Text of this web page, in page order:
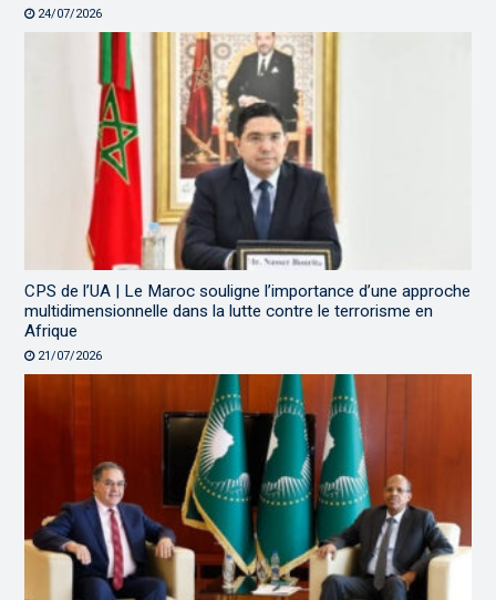
24/07/2026
CPS de l’UA | Le Maroc souligne l’importance d’une approche
multidimensionnelle dans la lutte contre le terrorisme en
Afrique
21/07/2026